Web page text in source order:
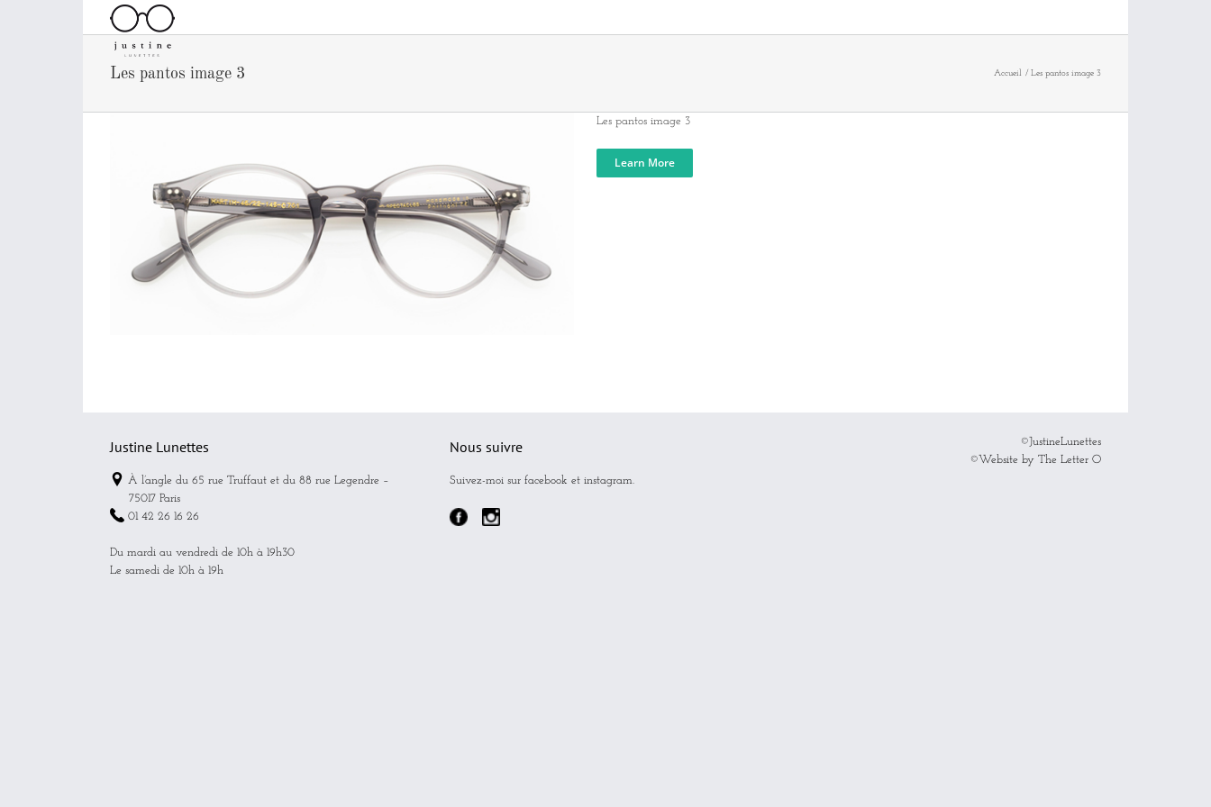
Les pantos image 3 Accueil Les pantos image 3
Les pantos image 3
Learn More
Justine Lunettes
À l’angle du 65 rue Truffaut et du 88 rue Legendre –
75017 Paris
01 42 26 16 26
Du mardi au vendredi de 10h à 19h30
Le samedi de 10h à 19h
Nous suivre
Suivez-moi sur facebook et instagram.
©JustineLunettes
©Website by The Letter O